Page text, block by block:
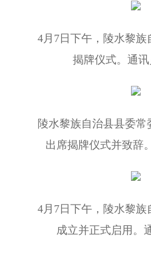
4月7日下午，陵水黎
揭牌仪式。通
陵水黎族自治县县委
出席揭牌仪式并致辞
4月7日下午，陵水黎
成立并正式启用。